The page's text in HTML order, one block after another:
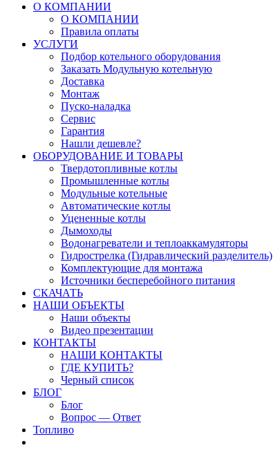
О КОМПАНИИ
О КОМПАНИИ
Правила оплаты
УСЛУГИ
Подбор котельного оборудования
Заказать Модульную котельную
Доставка
Монтаж
Пуско-наладка
Сервис
Гарантия
Нашли дешевле?
ОБОРУДОВАНИЕ И ТОВАРЫ
Твердотопливные котлы
Промышленные котлы
Модульные котельные
Автоматические котлы
Уцененные котлы
Дымоходы
Водонагреватели и теплоаккамуляторы
Гидрострелка (Гидравлический разделитель)
Комплектующие для монтажа
Источники бесперебойного питания
СКАЧАТЬ
НАШИ ОБЪЕКТЫ
Наши объекты
Видео презентации
КОНТАКТЫ
НАШИ КОНТАКТЫ
ГДЕ КУПИТЬ?
Черный список
БЛОГ
Блог
Вопрос — Ответ
Топливо